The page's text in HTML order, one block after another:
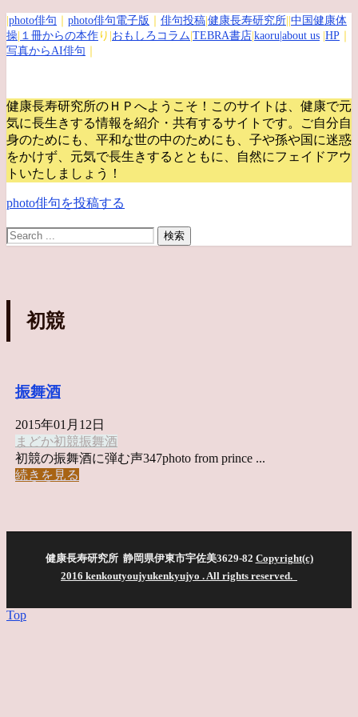
photo俳句 photo俳句電子版 俳句投稿 健康長寿研究所 中国健康体
操 １冊からの本作 り| おもしろコラム TEBRA書店 kaoru |about us HP
写真からAI俳句
健康長寿研究所のＨＰへようこそ！このサイトは、健康で元
気に長生きする情報を紹介・共有するサイトです。
ご自分自
身のためにも、平和な世の中のためにも、子や孫や国に迷惑
をかけず、元気で長生きするとともに、自然にフェイドアウ
トいたしましょう！
photo俳句を投稿する
初競
振舞酒
2015年01月12日
まどか初競振舞酒
初競の振舞酒に弾む声347photo from prince ...
続きを見る
健康長寿研究所 静岡県伊東市宇佐美3629-82 Copyright(c)
2016 kenkoutyoujyukenkyujyo . All rights reserved.
Top